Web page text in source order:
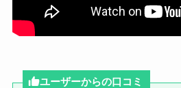
ユーザーからの口コミ